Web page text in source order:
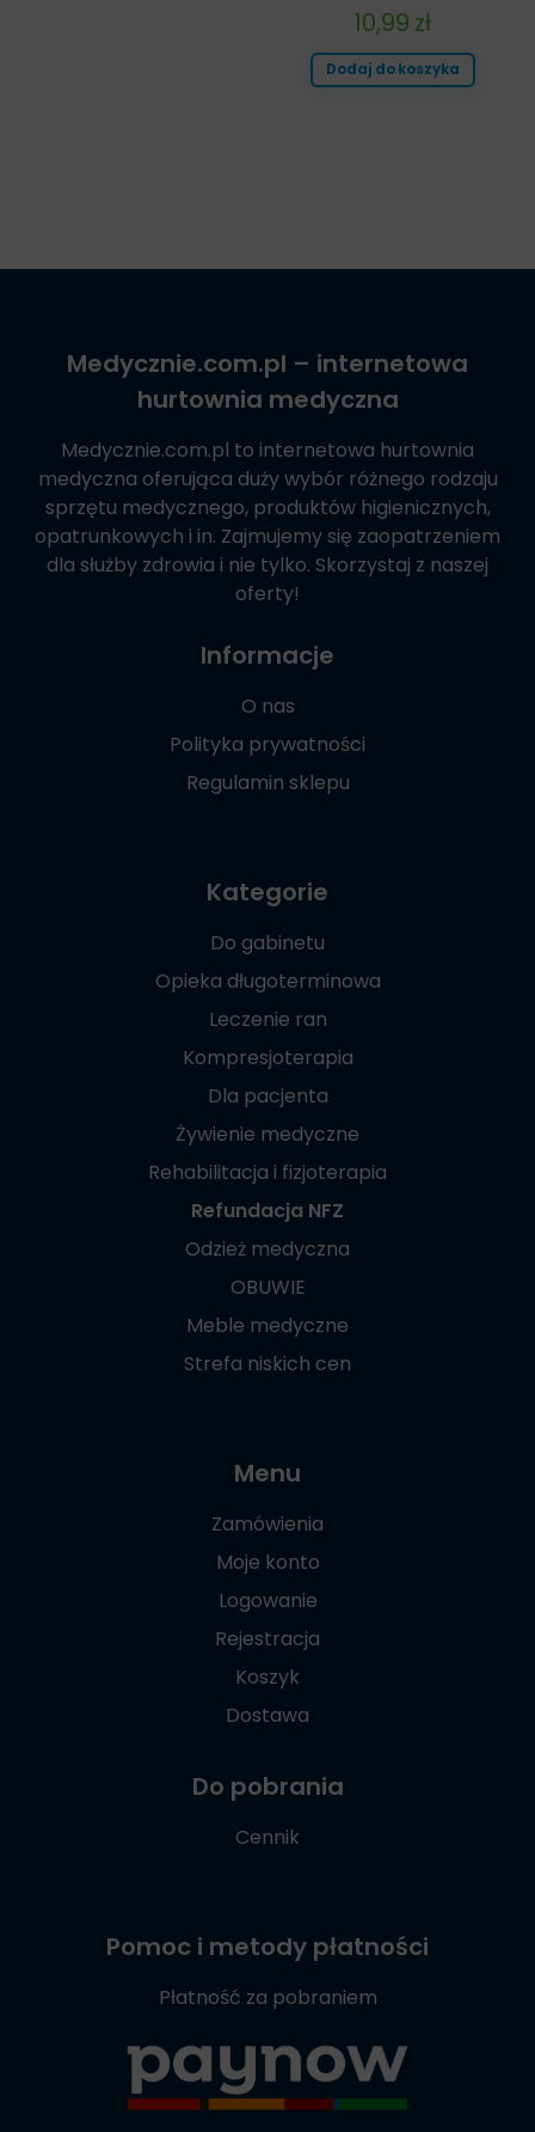
10,99 zł
Dodaj do koszyka
Medycznie.com.pl – internetowa
hurtownia medyczna
Medycznie.com.pl to internetowa hurtownia
medyczna oferująca duży wybór różnego rodzaju
sprzętu medycznego, produktów higienicznych,
opatrunkowych i in. Zajmujemy się zaopatrzeniem
dla służby zdrowia i nie tylko. Skorzystaj z naszej
oferty!
Informacje
O nas
Polityka prywatności
Regulamin sklepu
Kategorie
Do gabinetu
Opieka długoterminowa
Leczenie ran
Kompresjoterapia
Dla pacjenta
Żywienie medyczne
Rehabilitacja i fizjoterapia
Refundacja NFZ
Odzież medyczna
OBUWIE
Meble medyczne
Strefa niskich cen
Menu
Zamówienia
Moje konto
Logowanie
Rejestracja
Koszyk
Dostawa
Do pobrania
Cennik
Pomoc i metody płatności
Płatność za pobraniem